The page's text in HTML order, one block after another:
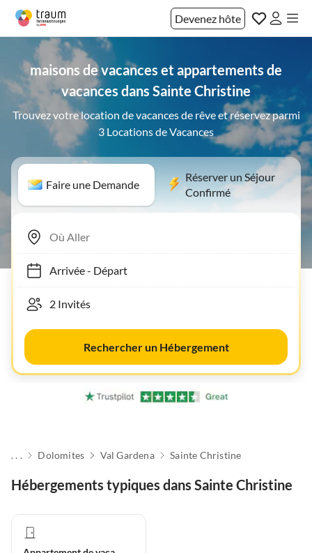
Devenez hôte
maisons de vacances et appartements de
vacances dans Sainte Christine
Trouvez votre location de vacances de rêve et réservez parmi
3 Locations de Vacances
Faire une Demande
Réserver un Séjour
Confirmé
Arrivée- Départ
Rechercher un Hébergement
. . . Dolomites Val Gardena Sainte Christine
Hébergements typiques dans Sainte Christine